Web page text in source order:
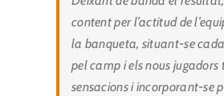
content per l’actitud de
la banqueta, situant-se
pel camp i els nous
sensacions i incorporant-se